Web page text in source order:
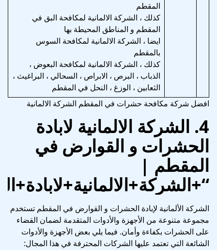
المقطم
كذلك ، الشركة الالمانية لمكافحة البق في
المقطم و المناطق المحيطة بها
ايضا ، الشركة الالمانية لمكافحة السوس
بالمقطم
كذلك ، الشركة الالمانية لمكافحة البعوض ،
الذباب ، البرص ، الابراص ، السحالي ، البراغيث ،
الثعابين ، الوزغ ، النحل في المقطم
افضل شركة مكافحة حشرات في المقطم الشركة الالمانية
4. الشركة الالمانية لابادة
الحشرات و القوارض في
المقطم |
الشركة الألمانية لإبادة الحشرات و القوارض في المقطم تستخدم
مجموعة متنوعة من الأجهزة والأدوات المتقدمة لضمان القضاء
على الحشرات بكفاءة وأمان. فيما يلي بعض الأجهزة والأدوات
الشائعة التي تعتمد عليها الشركات المحترفة في هذا المجال: